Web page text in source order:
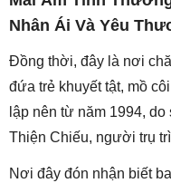
Nhân Ái Và Yêu
Đồng thời, đây là nơi
đứa trẻ khuyết tật, mồ
lập nên từ năm 1994,
Thiện Chiếu, người trụ
Nơi đây đón nhận biết